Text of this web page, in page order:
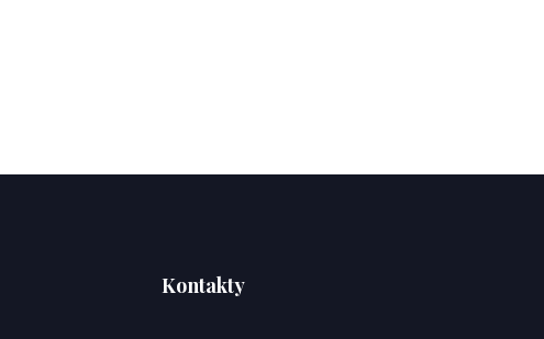
Kontakty